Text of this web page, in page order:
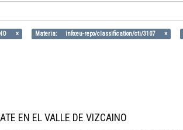
× Materia: info:eu-repo/classification/cti/3107 ×
EN EL VALLE DE VIZCAINO